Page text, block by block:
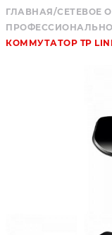
ГЛАВНАЯ/СЕТЕВОЕ
КОММУТАТОР TP LINK